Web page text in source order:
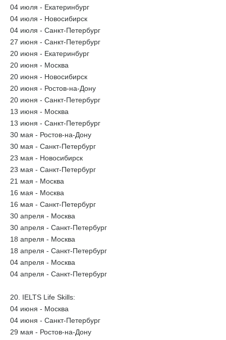
04 июля - Екатеринбург
04 июля - Новосибирск
04 июля - Санкт-Петербург
27 июня - Санкт-Петербург
20 июня - Екатеринбург
20 июня - Москва
20 июня - Новосибирск
20 июня - Ростов-на-Дону
20 июня - Санкт-Петербург
13 июня - Москва
13 июня - Санкт-Петербург
30 мая - Ростов-на-Дону
30 мая - Санкт-Петербург
23 мая - Новосибирск
23 мая - Санкт-Петербург
21 мая - Москва
16 мая - Москва
16 мая - Санкт-Петербург
30 апреля - Москва
30 апреля - Санкт-Петербург
18 апреля - Москва
18 апреля - Санкт-Петербург
04 апреля - Москва
04 апреля - Санкт-Петербург
20. IELTS Life Skills:
04 июня - Москва
04 июня - Санкт-Петербург
29 мая - Ростов-на-Дону